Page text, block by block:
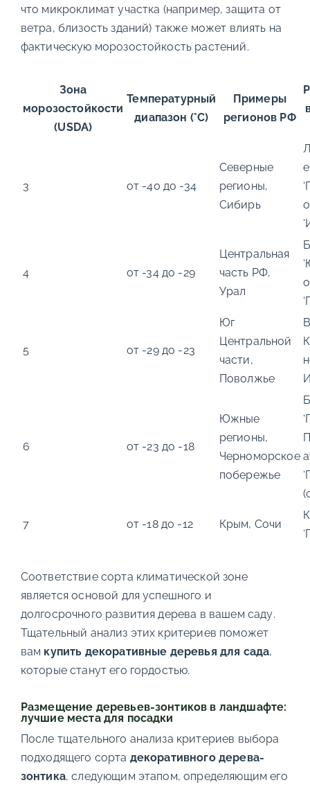
что микроклимат участка (например, защита от
ветра, близость зданий) также может влиять на
фактическую морозостойкость растений.
Зона
морозостойкости
(USDA)
Температурный
диапазон (°C)
Примеры
регионов РФ
3 от -40 до -34
Северные
регионы,
Сибирь
4 от -34 до -29
Центральная
часть РФ,
Урал
5 от -29 до -23
Юг
Центральной
части,
Поволжье
6 от -23 до -18
Южные
регионы,
Черноморское
побережье
7 от -18 до -12 Крым, Сочи
Соответствие сорта климатической зоне
является основой для успешного и
долгосрочного развития дерева в вашем саду.
Тщательный анализ этих критериев поможет
вам купить декоративные деревья для сада,
которые станут его гордостью.
Размещение деревьев-зонтиков в ландшафте:
лучшие места для посадки
После тщательного анализа критериев выбора
подходящего сорта декоративного дерева-
зонтика, следующим этапом, определяющим его